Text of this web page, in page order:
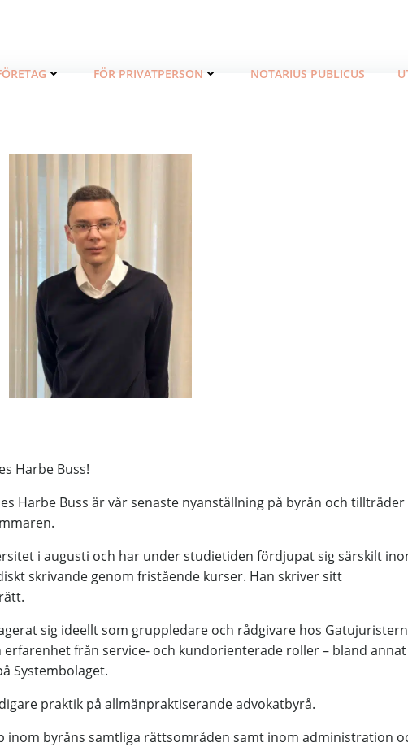
FÖR PRIVATPERSON NOTARIUS PUBLICUS
Harbe Buss!
Harbe Buss är vår senaste nyanställning på byrån och tillträder
i augusti och har under studietiden fördjupat sig särskilt
skrivande genom fristående kurser. Han skriver sitt
sig ideellt som gruppledare och rådgivare hos
från service- och kundorienterade roller – bland
Systembolaget.
praktik på allmänpraktiserande advokatbyrå.
inom byråns samtliga rättsområden samt inom administration